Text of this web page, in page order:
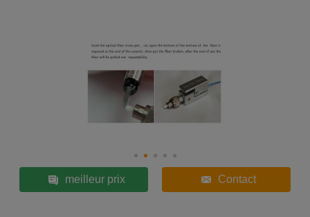
meilleur prix Contact